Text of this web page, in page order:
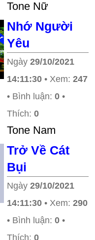
Tone Nữ
Nhớ Người
Yêu
Ngày 29/10/2021
14:11:30 • Xem: 247
• Bình luận: 0 •
Thích: 0
Tone Nam
Trở Về Cát
Bụi
Ngày 29/10/2021
14:11:30 • Xem: 290
• Bình luận: 0 •
Thích: 0